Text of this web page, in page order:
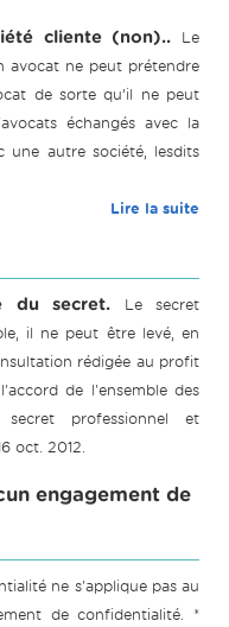
cliente (non)..
Le
avocat ne peut prétendre
de sorte qu’il ne peut
échangés avec la
une autre société, lesdits
Lire la suite
du secret.
Le secret
il ne peut être levé, en
rédigée au profit
de l'ensemble des
professionnel et
oct. 2012.
engagement de
ne s'applique pas au
de confidentialité. *